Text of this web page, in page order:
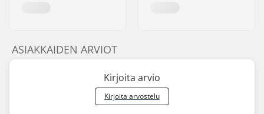
ASIAKKAIDEN ARVIOT
Kirjoita arvio
Kirjoita arvostelu